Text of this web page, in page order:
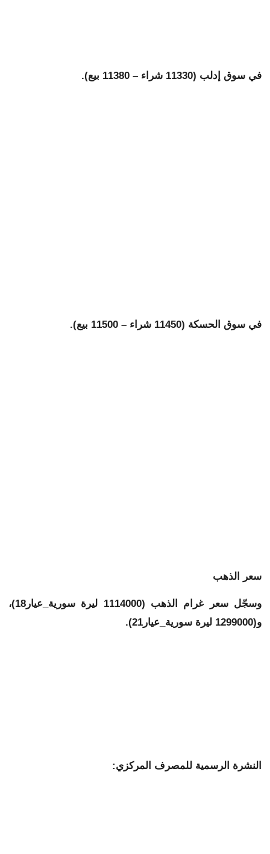
في سوق إدلب (11330 شراء – 11380 بيع).
في سوق الحسكة (11450 شراء – 11500 بيع).
سعر الذهب
وسجّل سعر غرام الذهب (1114000 ليرة سورية_عيار18)،
و(1299000 ليرة سورية_عيار21).
النشرة الرسمية للمصرف المركزي: